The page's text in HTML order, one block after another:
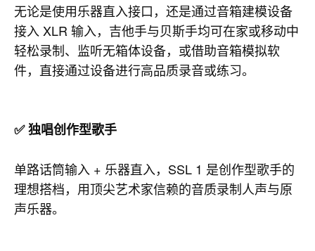
无论是使用乐器直入接口，还是通过音箱建模设备
接入 XLR 输入，吉他手与贝斯手均可在家或移动中
轻松录制、监听无箱体设备，或借助音箱模拟软
件，直接通过设备进行高品质录音或练习。
✅ 独唱创作型歌手
单路话筒输入 + 乐器直入，SSL 1 是创作型歌手的
理想搭档，用顶尖艺术家信赖的音质录制人声与原
声乐器。